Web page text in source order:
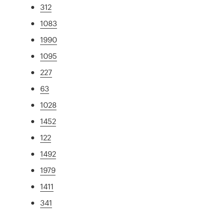
312
1083
1990
1095
227
63
1028
1452
122
1492
1979
1411
341